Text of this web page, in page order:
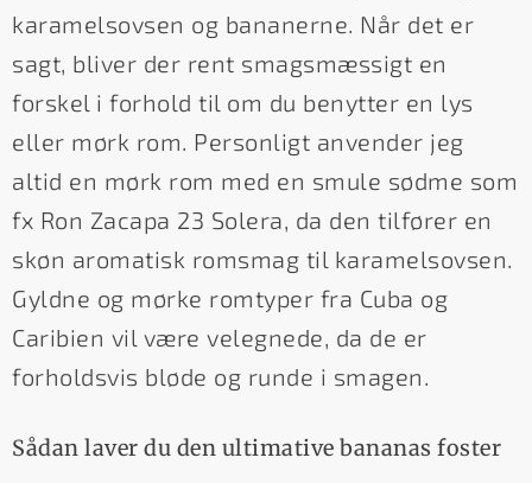
karamelsovsen og bananerne. Når det er
sagt, bliver der rent smagsmæssigt en
forskel i forhold til om du benytter en lys
eller mørk rom. Personligt anvender jeg
altid en mørk rom med en smule sødme som
fx Ron Zacapa 23 Solera, da den tilfører en
skøn aromatisk romsmag til karamelsovsen.
Gyldne og mørke romtyper fra Cuba og
Caribien vil være velegnede, da de er
forholdsvis bløde og runde i smagen.
Sådan laver du den ultimative bananas foster